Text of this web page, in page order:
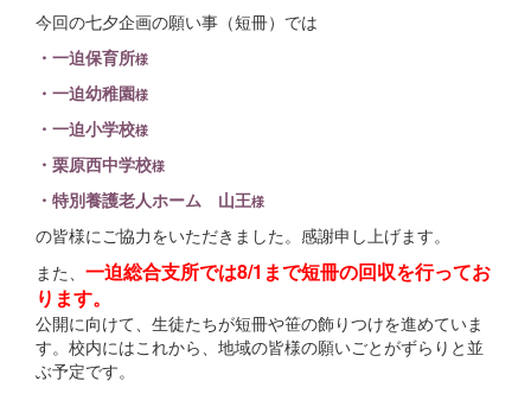
今回の七夕企画の願い事（短冊）では
・一迫保育所様
・一迫幼稚園様
・一迫小学校様
・栗原西中学校様
・特別養護老人ホーム 山王様
の皆様にご協力をいただきました。感謝申し上げます。
また、 一迫総合支所では8/1まで短冊の回収を行ってお
ります。
公開に向けて、生徒たちが短冊や笹の飾りつけを進めていま
す。校内にはこれから、地域の皆様の願いごとがずらりと並
ぶ予定です。